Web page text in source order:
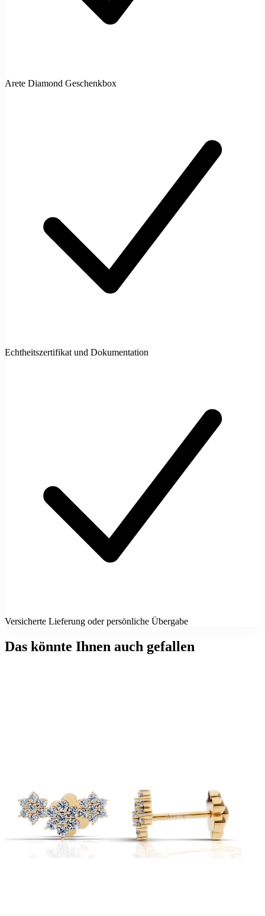
Arete Diamond Geschenkbox
Echtheitszertifikat und Dokumentation
Versicherte Lieferung oder persönliche Übergabe
Das könnte Ihnen auch gefallen